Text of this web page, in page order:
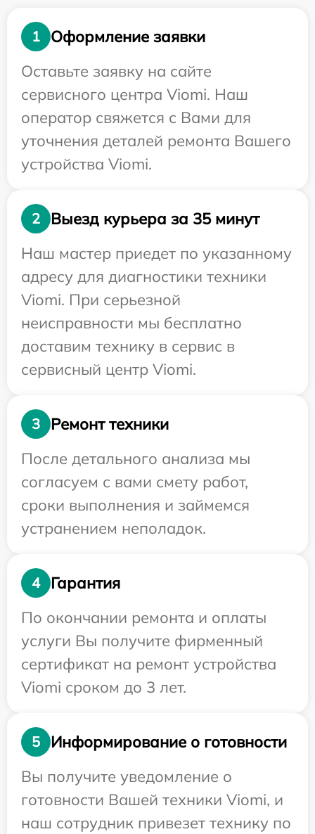
1
Оформление заявки
Оставьте заявку на сайте
сервисного центра Viomi. Наш
оператор свяжется с Вами для
уточнения деталей ремонта Вашего
устройства Viomi.
2
Выезд курьера за 35 минут
Наш мастер приедет по указанному
адресу для диагностики техники
Viomi. При серьезной
неисправности мы бесплатно
доставим технику в сервис в
сервисный центр Viomi.
3
Ремонт техники
После детального анализа мы
согласуем с вами смету работ,
сроки выполнения и займемся
устранением неполадок.
4
Гарантия
По окончании ремонта и оплаты
услуги Вы получите фирменный
сертификат на ремонт устройства
Viomi сроком до 3 лет.
5
Информирование о готовности
Вы получите уведомление о
готовности Вашей техники Viomi, и
наш сотрудник привезет технику по